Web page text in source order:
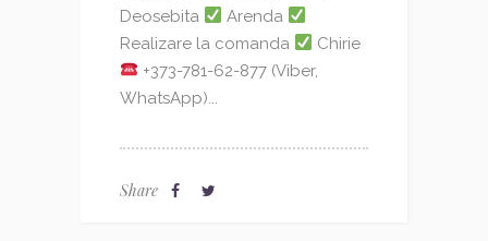
Deosebita
Arenda
Realizare la comanda
Chirie
+373-781-62-877 (Viber,
WhatsApp)...
Share